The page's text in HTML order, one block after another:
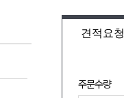
견적요청
주문수량